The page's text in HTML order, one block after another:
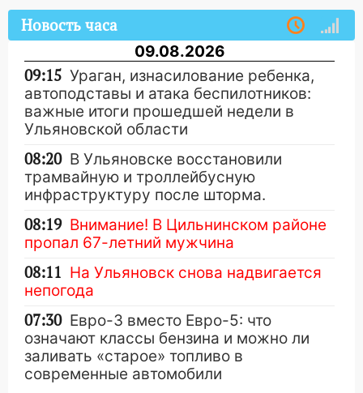
Новость часа
09.08.2026
09:15 Ураган, изнасилование ребенка,
автоподставы и атака беспилотников:
важные итоги прошедшей недели в
Ульяновской области
08:20 В Ульяновске восстановили
трамвайную и троллейбусную
инфраструктуру после шторма.
08:19 Внимание! В Цильнинском районе
пропал 67-летний мужчина
08:11 На Ульяновск снова надвигается
непогода
07:30 Евро-3 вместо Евро-5: что
означают классы бензина и можно ли
заливать «старое» топливо в
современные автомобили